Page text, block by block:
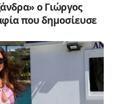
ο Γιώργος
που δημοσίευσε